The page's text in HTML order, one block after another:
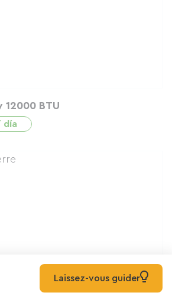
12000 BTU
día
Laissez-vous guider